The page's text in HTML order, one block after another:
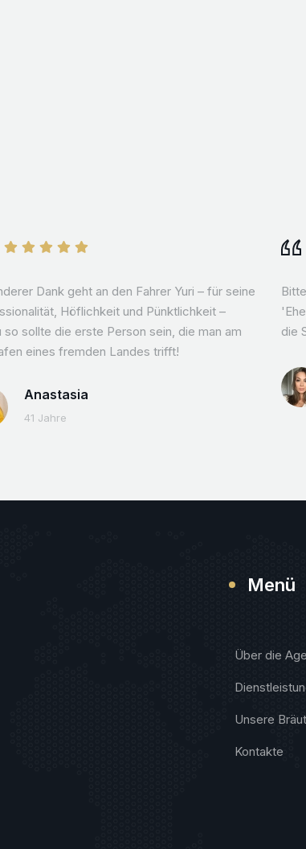
Dank geht an den Fahrer Yuri – für seine
Höflichkeit und Pünktlichkeit –
so sollte die erste Person sein, die man am
eines fremden Landes trifft!
Anastasia
41 Jahre
die
Menü
Über die
Unsere
Kontakte